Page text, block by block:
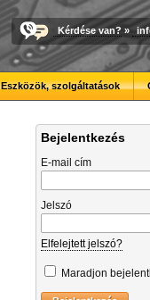
Kérdése van? »
Eszközök, szolgáltatások
Bejelentkezés
E-mail cím
Jelszó
Elfelejtett jelszó?
Maradjon